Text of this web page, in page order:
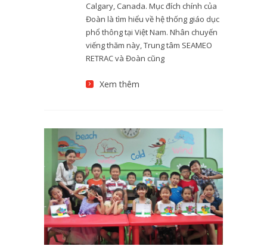
Calgary, Canada. Mục đích chính của
Đoàn là tìm hiểu về hệ thống giáo dục
phổ thông tại Việt Nam. Nhân chuyến
viếng thăm này, Trung tâm SEAMEO
RETRAC và Đoàn cũng
Xem thêm